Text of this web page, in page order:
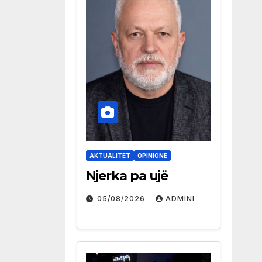
AKTUALITET OPINIONE
Njerka pa ujë
05/08/2026 ADMINI